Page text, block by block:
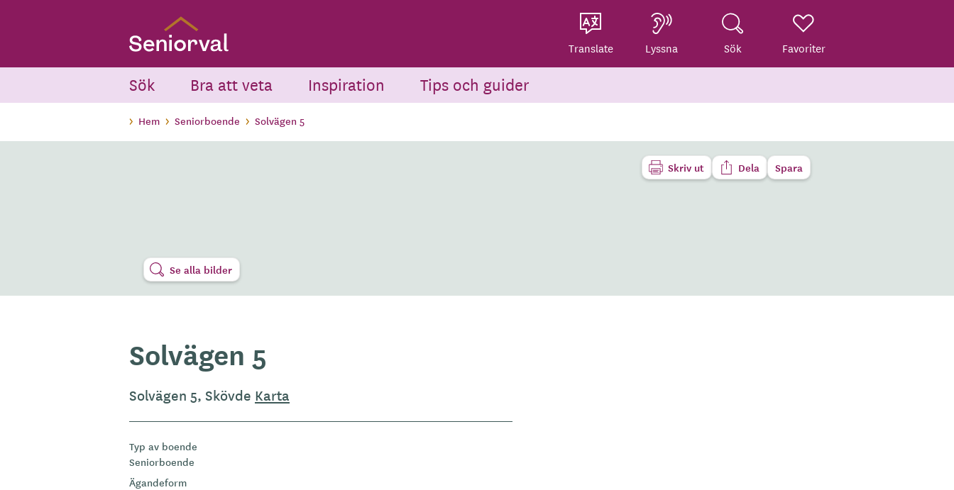
Translate Lyssna Sök Favoriter
Sök Bra att veta Inspiration Tips och guider
Hem Seniorboende Solvägen 5
Skriv ut Dela Spara
Se alla bilder
Solvägen 5
Solvägen 5, Skövde Karta
Typ av boende
Seniorboende
Ägandeform